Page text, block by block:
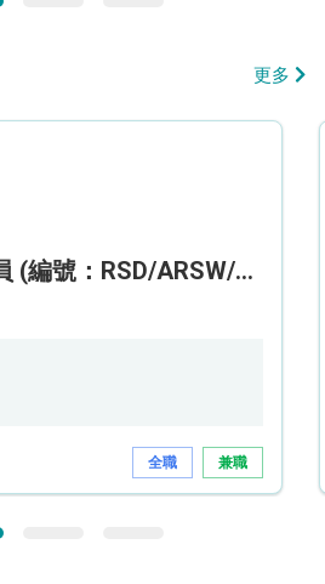
更多
助理復康服務員 (編號：RSD/ARSW/CTE)
全職 兼職